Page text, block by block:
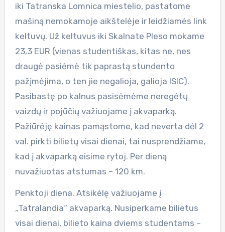
iki Tatranska Lomnica miestelio, pastatome
mašiną nemokamoje aikštelėje ir leidžiamės link
keltuvų. Už keltuvus iki Skalnate Pleso mokame
23,3 EUR (vienas studentiškas, kitas ne, nes
draugė pasiėmė tik paprastą stundento
pažįmėjima, o ten jie negalioja, galioja ISIC).
Pasibastę po kalnus pasisėmėme neregėtų
vaizdų ir pojūčių važiuojame į akvaparką.
Pažiūrėję kainas pamąstome, kad neverta dėl 2
val. pirkti bilietų visai dienai, tai nusprendžiame,
kad į akvaparką eisime rytoj. Per dieną
nuvažiuotas atstumas – 120 km.
Penktoji diena. Atsikėlę važiuojame į
„Tatralandia“ akvaparką. Nusiperkame bilietus
visai dienai, bilieto kaina dviems studentams –